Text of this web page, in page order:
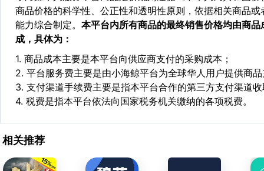
商品价格的科学性、公正性和透明性原则，依据相关商品
能力综合制定。 本平台内所有商品的最终销售价格均由商
成，具体为：
1. 商品成本主要是本平台向供应商支付的采购成本；
2. 平台服务费主要是由小海鲸平台为全球华人用户提供商
3. 支付渠道手续费主要是指本平台合作的第三方支付渠道
4. 税费是指本平台依法向国家税务机关缴纳的各项税费。
相关推荐